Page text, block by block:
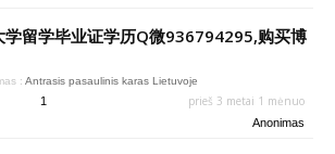
学留学毕业证学历Q微936794295,购买博
: Antrasis pasaulinis karas Lietuvoje
1 prieš 3 metai 1 mėnuo
Anonimas